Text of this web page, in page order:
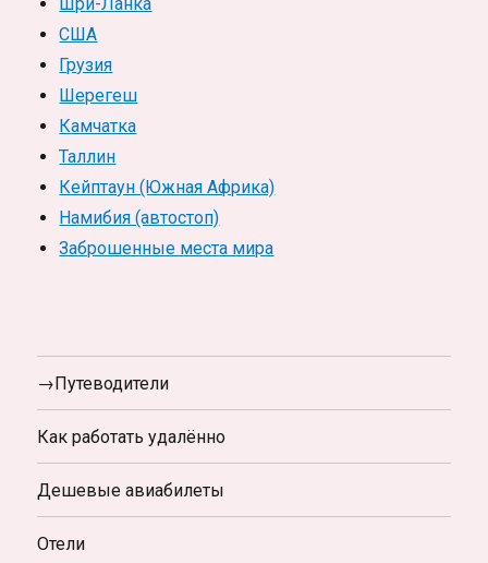
США
Грузия
Шерегеш
Камчатка
Таллин
Кейптаун (Южная Африка)
Намибия (автостоп)
Заброшенные места мира
→Путеводители
Как работать удалённо
Дешевые авиабилеты
Отели